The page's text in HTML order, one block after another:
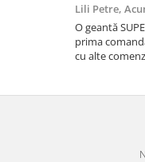
Lili Petre,
O geantă
prima
cu alte
SOFILINE!!!